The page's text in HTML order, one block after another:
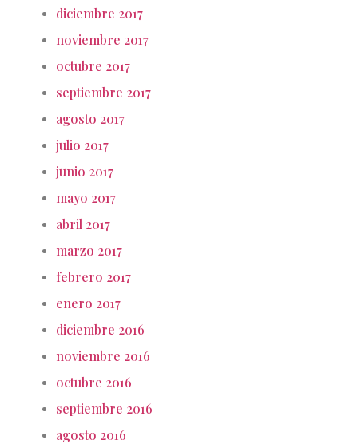
diciembre 2017
noviembre 2017
octubre 2017
septiembre 2017
agosto 2017
julio 2017
junio 2017
mayo 2017
abril 2017
marzo 2017
febrero 2017
enero 2017
diciembre 2016
noviembre 2016
octubre 2016
septiembre 2016
agosto 2016